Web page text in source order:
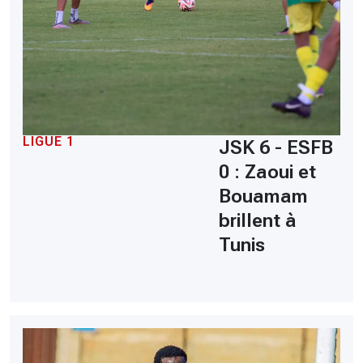
LIGUE 1
JSK 6 - ESFB
0 : Zaoui et
Bouamam
brillent à
Tunis